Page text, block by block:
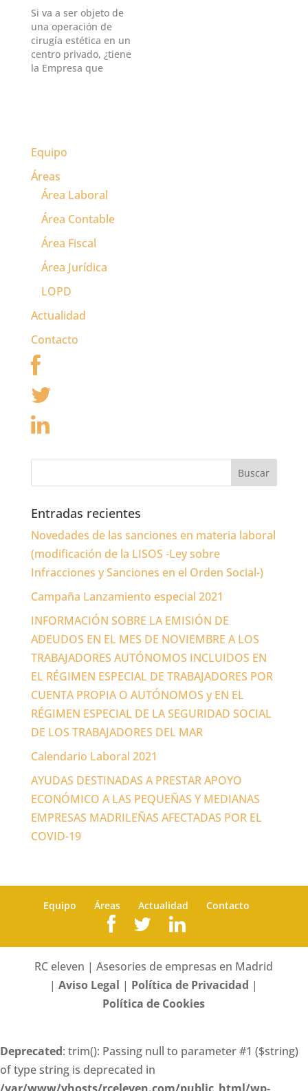
cree que así
conseguirá cobrar,
está…
Si va a ser objeto de
una operación de
cirugía estética en un
centro privado, ¿tiene
la Empresa que
dudas vienen
el tipo de operación
(cirugía estética
el…
Equipo
Áreas
Área Laboral
Área Contable
Área Fiscal
Área Jurídica
LOPD
Actualidad
Contacto
Entradas recientes
Novedades de las sanciones en materia laboral
(modificación de la LISOS -Ley sobre
Infracciones y Sanciones en el Orden Social-)
Campaña Lanzamiento especial 2021
INFORMACIÓN SOBRE LA EMISIÓN DE
ADEUDOS EN EL MES DE NOVIEMBRE A LOS
TRABAJADORES AUTÓNOMOS INCLUIDOS EN
EL RÉGIMEN ESPECIAL DE TRABAJADORES POR
CUENTA PROPIA O AUTÓNOMOS y EN EL
RÉGIMEN ESPECIAL DE LA SEGURIDAD SOCIAL
DE LOS TRABAJADORES DEL MAR
Calendario Laboral 2021
AYUDAS DESTINADAS A PRESTAR APOYO
ECONÓMICO A LAS PEQUEÑAS Y MEDIANAS
EMPRESAS MADRILEÑAS AFECTADAS POR EL
COVID-19
Equipo Áreas Actualidad Contacto
RC eleven | Asesories de empresas en Madrid
|Aviso Legal | Política de Privacidad |
Política de Cookies
Deprecated: trim(): Passing null to parameter #1 ($string)
of type string is deprecated in